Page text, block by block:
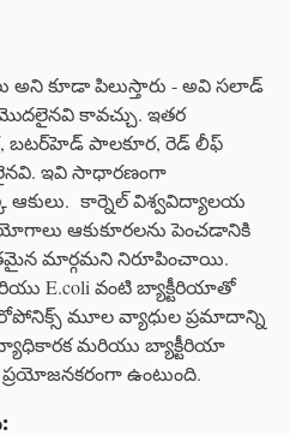
అని కూడా పిలుస్తారు - అవి సలాడ్
మొదలైనవి కావచ్చు. ఇతర
పాలకూర, రెడ్ లీఫ్
ఇవి సాధారణంగా
కార్నెల్ విశ్వవిద్యాలయ
ఆకుకూరలను పెంచడానికి
మార్గమని నిరూపించాయి.
E.coli వంటి బ్యాక్టీరియాతో
మూల వ్యాధుల ప్రమాదాన్ని
వ్యాధికారక మరియు బ్యాక్టీరియా
ఉంటుంది.
: